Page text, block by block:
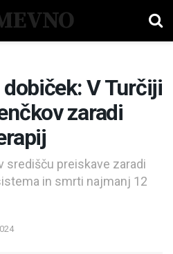
V Turčiji
zaradi
središču preiskave zaradi
in smrti najmanj 12